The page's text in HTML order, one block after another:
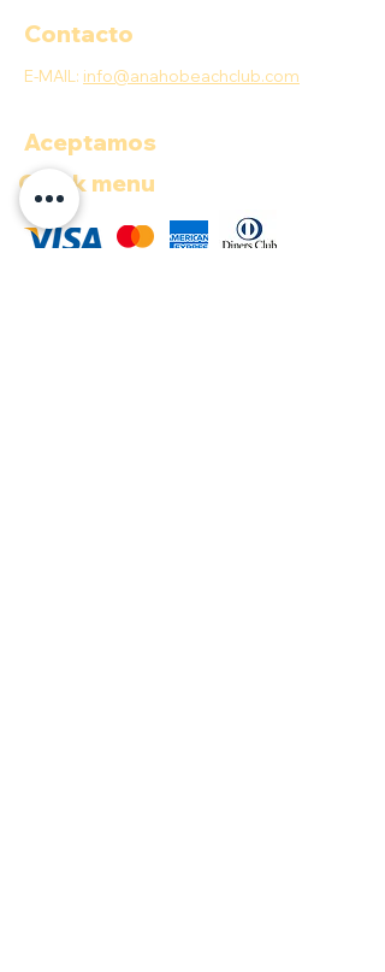
Contacto
E-MAIL: info@anahobeachclub.com
Aceptamos
Quick menu